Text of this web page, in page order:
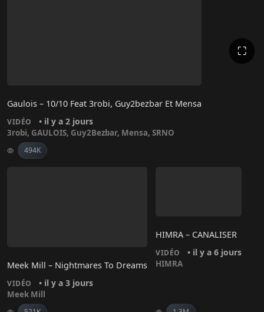
⛶
Gaulois – 10/10 Feat 3robi, Guy2bezbar Et Mensa
VIDÉO • il y a 2 jours
3robi, GAULOIS, Guy2Bezbar, Mensa, SRNO
494K
Meek Mill – Nightmares To Dreams
VIDÉO • il y a 3 jours
Meek Mill
HIMRA – CANALISER
VIDÉO • il y a 6 jours
HIMRA